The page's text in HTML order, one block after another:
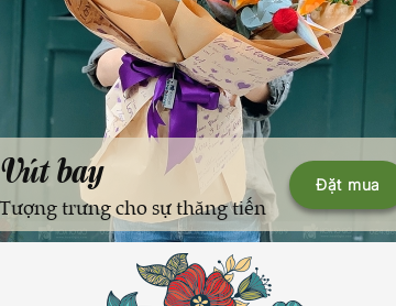
Vút bay
Tượng trưng cho sự thăng tiến